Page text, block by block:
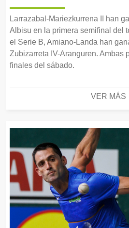
Larrazabal-Mariezkurrena II han
Albisu en la primera semifinal del
el Serie B, Amiano-Landa han
Zubizarreta IV-Aranguren. Ambas
finales del sábado.
VER MÁS